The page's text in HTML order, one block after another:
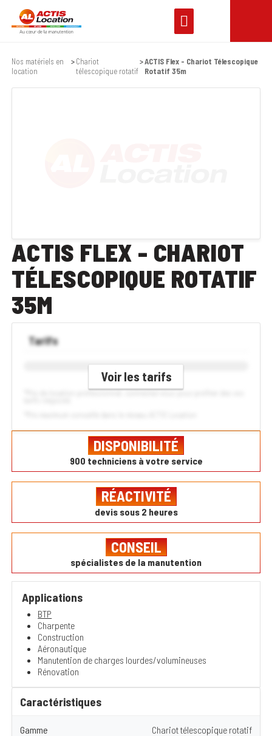
Nos matériels en
location
Chariot
télescopique rotatif
ACTIS Flex - Chariot Télescopique
Rotatif 35m
Caractéristiques
Gamme Chariot télescopique rotatif
Applications
BTP
Charpente
Construction
Aéronautique
Manutention de charges lourdes/volumineuses
Rénovation
ACTIS FLEX - CHARIOT
TÉLESCOPIQUE ROTATIF
35M
DISPONIBILITÉ
900 techniciens à votre service
RÉACTIVITÉ
devis sous 2 heures
CONSEIL
spécialistes de la manutention
Voir les tarifs
Tarifs
*Prix de location professionnel, connectez-vous pour profiter des vos